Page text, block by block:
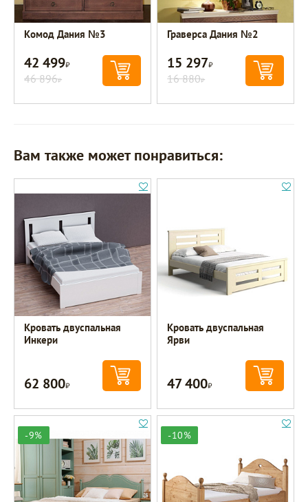
Комод Дания №3
42 499Р
46 896Р
Граверса Дания №2
15 297Р
16 880Р
Вам также может понравиться:
Кровать двуспальная
Инкери
62 800Р
Кровать двуспальная
Ярви
47 400Р
-9% -10%